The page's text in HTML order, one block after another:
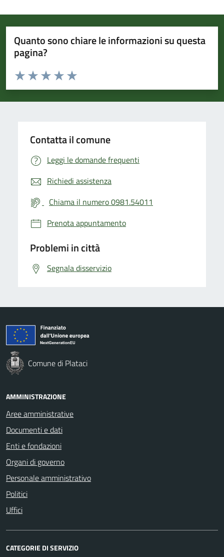
Quanto sono chiare le informazioni su questa
pagina?
Valuta da 1 a 5 stelle la pagina
Valuta 5 stelle su 5
Valuta 4 stelle su 5
Valuta 3 stelle su 5
Valuta 2 stelle su 5
Valuta 1 stelle su 5
Contatta il comune
Leggi le domande frequenti
Richiedi assistenza
Chiama il numero 0981.54011
Prenota appuntamento
Problemi in città
Segnala disservizio
Comune di Plataci
AMMINISTRAZIONE
Aree amministrative
Documenti e dati
Enti e fondazioni
Organi di governo
Personale amministrativo
Politici
Uffici
CATEGORIE DI SERVIZIO